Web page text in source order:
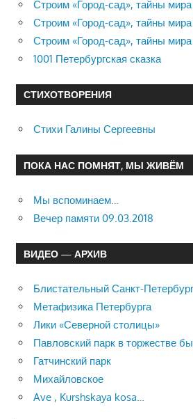
Строим «Город-сад», тайны мира
Строим «Город-сад», тайны мира
Строим «Город-сад», тайны мира
1001 Петербургская сказка
СТИХОТВОРЕНИЯ
Стихи Галины Сергеевны
ПОКА НАС ПОМНЯТ, МЫ ЖИВЁМ
Мы вспоминаем…
Вечер памяти 09.03.2018
ВИДЕО — АРХИВ
Блистательный Санкт-Петербург
Метафизика Петербурга
Лики «Северной столицы»
Павловский парк в торжестве
Гатчинский парк
Михайловское
Ave , Kurshskaya kosa…